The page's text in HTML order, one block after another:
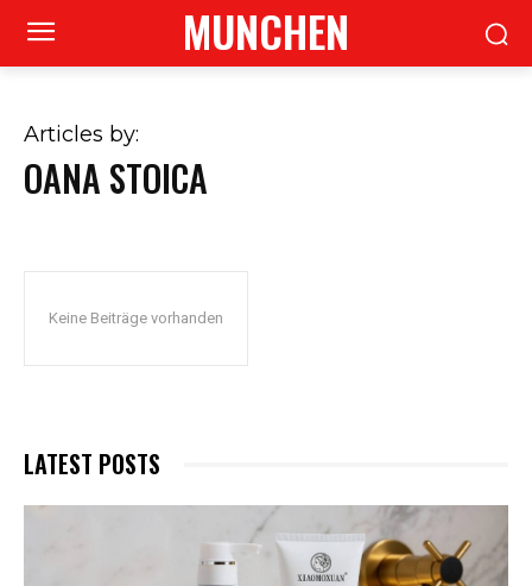
MUNCHEN
Articles by:
OANA STOICA
Keine Beiträge vorhanden
LATEST POSTS